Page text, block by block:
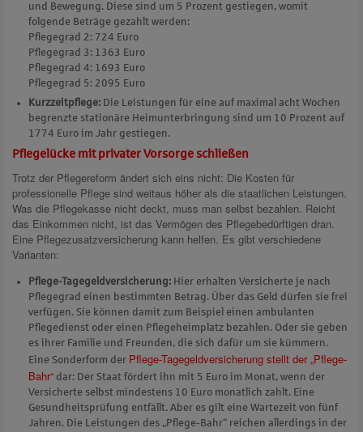
und Bewegung. Diese sind um 5 Prozent gestiegen, womit
folgende Beträge gezahlt werden:
Pflegegrad 2: 724 Euro
Pflegegrad 3: 1363 Euro
Pflegegrad 4: 1693 Euro
Pflegegrad 5: 2095 Euro
Kurzzeitpflege: Die Leistungen für eine auf maximal acht Wochen
begrenzte stationäre Heimunterbringung sind um 10 Prozent auf
1774 Euro im Jahr gestiegen.
Pflegelücke mit privater Vorsorge schließen
Trotz der Pflegereform ändert sich eins nicht: Die Kosten für
professionelle Pflege sind weitaus höher als die staatlichen Leistungen.
Was die Pflegekasse nicht deckt, muss man selbst bezahlen. Reicht
das Einkommen nicht, ist das Vermögen des Pflegebedürftigen dran.
Eine Pflegezusatzversicherung kann helfen. Es gibt verschiedene
Varianten:
Pflege-Tagegeldversicherung: Hier erhalten Versicherte je nach
Pflegegrad einen bestimmten Betrag. Über das Geld dürfen sie frei
verfügen. Sie können damit zum Beispiel einen ambulanten
Pflegedienst oder einen Pflegeheimplatz bezahlen. Oder sie geben
es ihrer Familie und Freunden, die sich dafür um sie kümmern.
Eine Sonderform der Pflege-Tagegeldversicherung stellt der „Pflege-
Bahr“ dar: Der Staat fördert ihn mit 5 Euro im Monat, wenn der
Versicherte selbst mindestens 10 Euro monatlich zahlt. Eine
Gesundheitsprüfung entfällt. Aber es gilt eine Wartezeit von fünf
Jahren. Die Leistungen des „Pflege-Bahr“ reichen allerdings in der